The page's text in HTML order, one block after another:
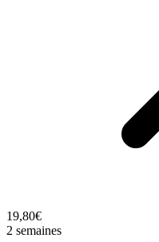
19,80€
2 semaines